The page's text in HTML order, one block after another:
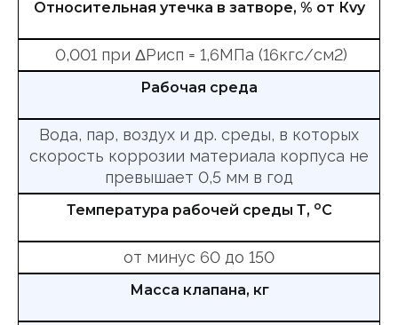
Относительная утечка в затворе, % от Кvy
0,001 при ΔРисп = 1,6МПа (16кгс/см2)
Рабочая среда
Вода, пар, воздух и др. среды, в которых
скорость коррозии материала корпуса не
превышает 0,5 мм в год
Температура рабочей среды Т, оС
от минус 60 до 150
Масса клапана, кг